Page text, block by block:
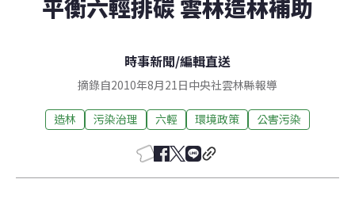
平衡六輕排碳 雲林造林補助
時事新聞/編輯直送
摘錄自2010年8月21日中央社雲林縣報導
造林 污染治理 六輕 環境政策 公害污染